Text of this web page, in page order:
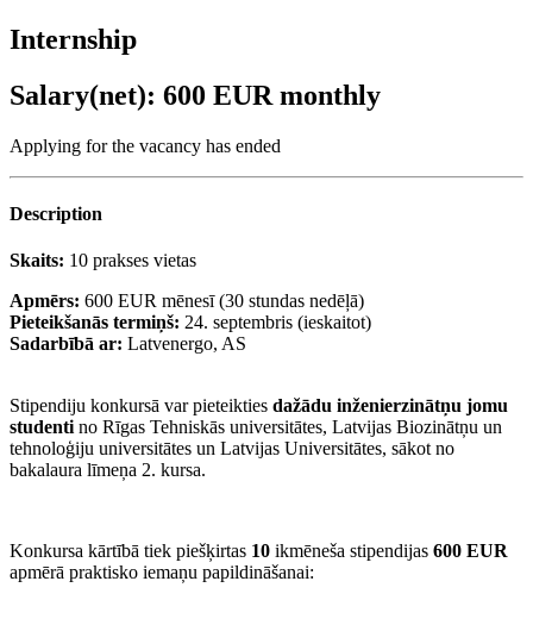
Internship
Salary(net): 600 EUR monthly
Applying for the vacancy has ended
Description
Skaits: 10 prakses vietas
Apmērs: 600 EUR mēnesī (30 stundas nedēļā)
Pieteikšanās termiņš: 24. septembris (ieskaitot)
Sadarbībā ar: Latvenergo, AS
Stipendiju konkursā var pieteikties dažādu inženierzinātņu jomu
studenti no Rīgas Tehniskās universitātes, Latvijas Biozinātņu un
tehnoloģiju universitātes un Latvijas Universitātes, sākot no
bakalaura līmeņa 2. kursa.
Konkursa kārtībā tiek piešķirtas 10 ikmēneša stipendijas 600 EUR
apmērā praktisko iemaņu papildināšanai: